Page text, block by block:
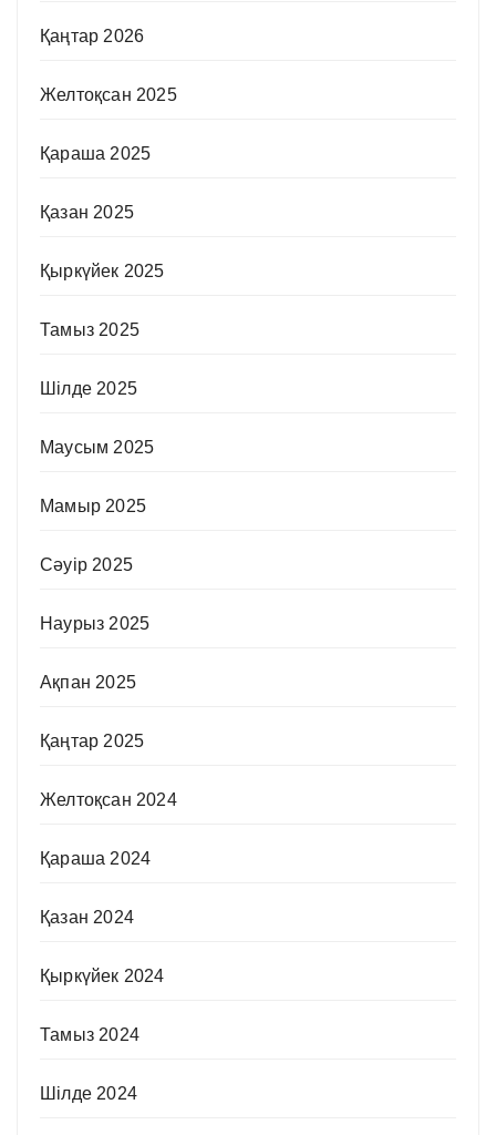
Қаңтар 2026
Желтоқсан 2025
Қараша 2025
Қазан 2025
Қыркүйек 2025
Тамыз 2025
Шілде 2025
Маусым 2025
Мамыр 2025
Сәуір 2025
Наурыз 2025
Ақпан 2025
Қаңтар 2025
Желтоқсан 2024
Қараша 2024
Қазан 2024
Қыркүйек 2024
Тамыз 2024
Шілде 2024